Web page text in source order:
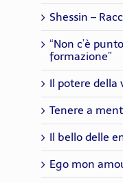
Shessin –
“Non c’è
formazione”
Il potere della
Tenere a
Il bello delle
Ego mon